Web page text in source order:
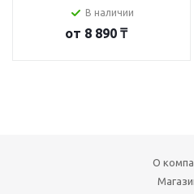
В наличии
от 8 890 ₸
О